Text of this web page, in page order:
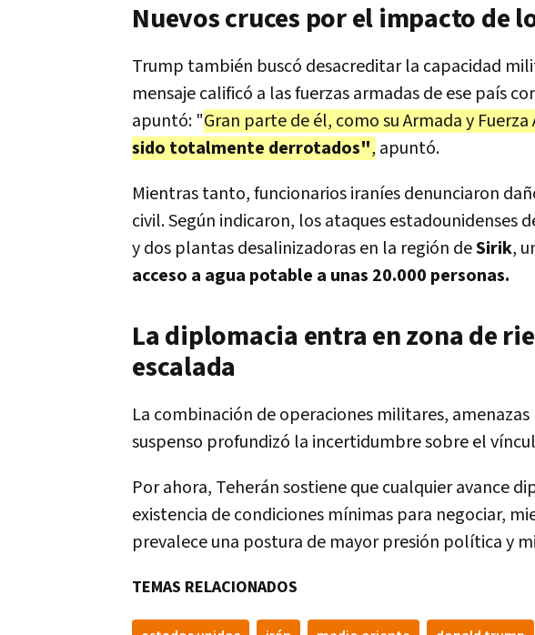
Nuevos cruces por el impacto de
Trump también buscó desacreditar la capacidad
mensaje calificó a las fuerzas armadas de ese país
apuntó: "Gran parte de él, como su Armada y Fuerza
sido totalmente derrotados", apuntó.
Mientras tanto, funcionarios iraníes denunciaron
civil. Según indicaron, los ataques estadounidenses
y dos plantas desalinizadoras en la región deSirik,
acceso a agua potable a unas 20.000 personas.
La diplomacia entra en zona de
escalada
La combinación de operaciones militares,
suspenso profundizó la incertidumbre sobre el
Por ahora, Teherán sostiene que cualquier avance
existencia de condiciones mínimas para negociar,
prevalece una postura de mayor presión política y
TEMAS RELACIONADOS